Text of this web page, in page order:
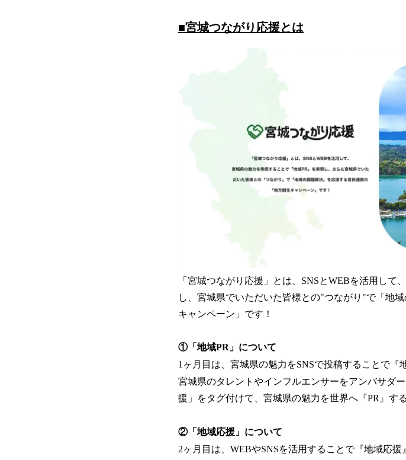
■宮城つながり応援とは
「宮城つながり応援」とは、SNSとWEBを活用し
し、宮城県でいただいた皆様との"つながり"で「地
キャンペーン」です！
①「地域PR」について
1ヶ月目は、宮城県の魅力をSNSで投稿することで『
宮城県のタレントやインフルエンサーをアンバサダ
援」をタグ付けて、宮城県の魅力を世界へ『PR』す
②「地域応援」について
2ヶ月目は、WEBやSNSを活用することで『地域応援